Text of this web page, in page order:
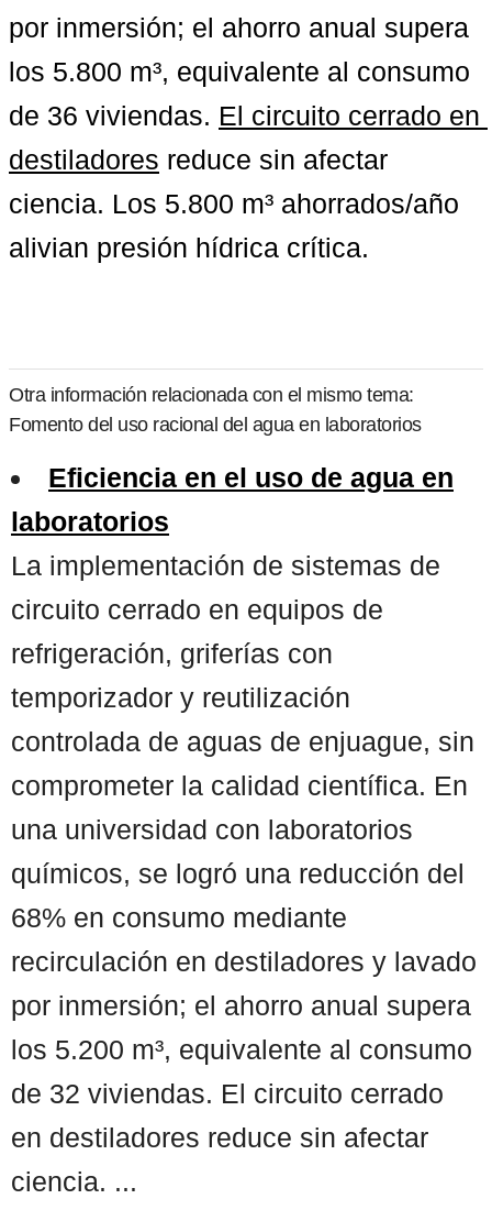
por inmersión; el ahorro anual supera
los 5.800 m³, equivalente al consumo
de 36 viviendas. El circuito cerrado en
destiladores reduce sin afectar
ciencia. Los 5.800 m³ ahorrados/año
alivian presión hídrica crítica.
Otra información relacionada con el mismo tema:
Fomento del uso racional del agua en laboratorios
Eficiencia en el uso de agua en
laboratorios
La implementación de sistemas de
circuito cerrado en equipos de
refrigeración, griferías con
temporizador y reutilización
controlada de aguas de enjuague, sin
comprometer la calidad científica. En
una universidad con laboratorios
químicos, se logró una reducción del
68% en consumo mediante
recirculación en destiladores y lavado
por inmersión; el ahorro anual supera
los 5.200 m³, equivalente al consumo
de 32 viviendas. El circuito cerrado
en destiladores reduce sin afectar
ciencia. ...